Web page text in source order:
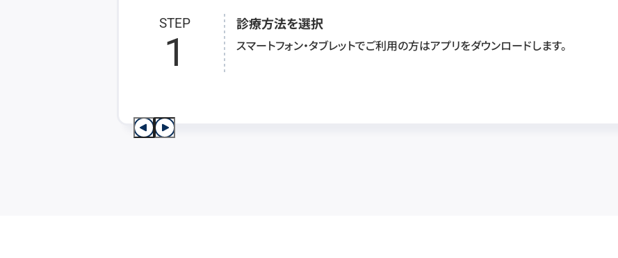
STEP
1
診療方法を選択
スマートフォン・タブレットでご利用の方はアプリをダウンロードします。